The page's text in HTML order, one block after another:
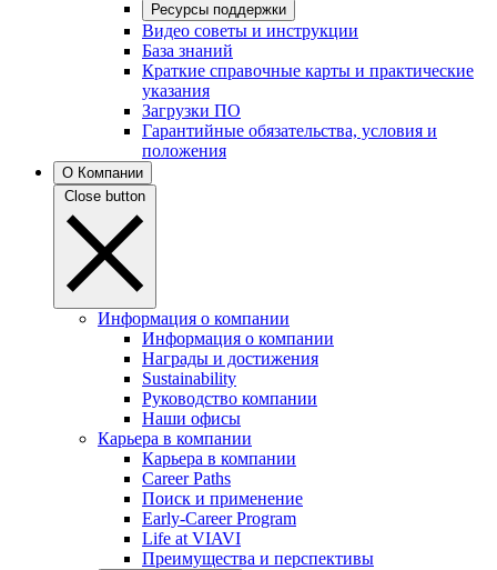
Ресурсы поддержки
Видео советы и инструкции
База знаний
Краткие справочные карты и практические
указания
Загрузки ПО
Гарантийные обязательства, условия и
положения
О Компании
Close button
Информация о компании
Информация о компании
Награды и достижения
Sustainability
Руководство компании
Наши офисы
Карьера в компании
Карьера в компании
Career Paths
Поиск и применение
Early-Career Program
Life at VIAVI
Преимущества и перспективы